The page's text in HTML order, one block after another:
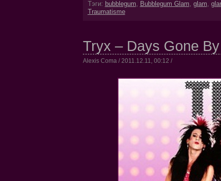
Тэги: bubblegum, Bubblegum Glam, glam,
Traumatisme
Tryx – Days Gone
Alexis Coma / 2011.12.11, 00:12 /